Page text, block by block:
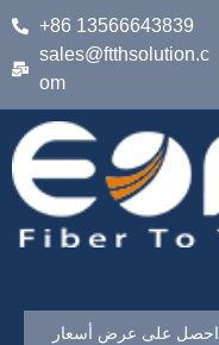
+86 13566643839
sales@ftthsolution.c
om
احصل على عرض أسعار